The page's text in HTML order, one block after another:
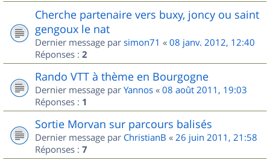
Cherche partenaire vers buxy, joncy ou saint
gengoux le nat
Dernier message par simon71 « 08 janv. 2012, 12:40
Réponses : 2
Rando VTT à thème en Bourgogne
Dernier message par Yannos « 08 août 2011, 19:03
Réponses : 1
Sortie Morvan sur parcours balisés
Dernier message par ChristianB « 26 juin 2011, 21:58
Réponses : 7